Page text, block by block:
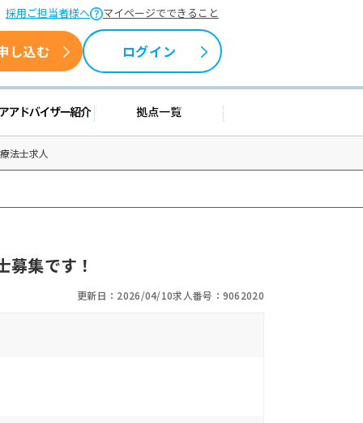
採用ご担当者様へ マイページでできること
し込む ログイン
情報 キャリアアドバイザー紹介拠点一覧
法士求人
集です！
更新日：2026/04/10求人番号：9062020